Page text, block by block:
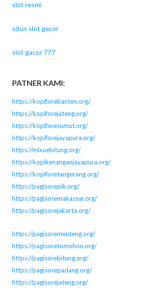
slot resmi
situs slot gacor
slot gacor 777
PATNER KAMI:
https://kopiforebanten.org/
https://kopiforejateng.org/
https://kopiforesumut.org/
https://kopiforejayapura.org/
https://mixuebitung.org/
https://kopikenanganjayapura.org/
https://kopiforetangerang.org/
https://pagisorepik.org/
https://pagisoremakassar.org/
https://pagisorejakarta.org/
https://pagisorementeng.org/
https://pagisoretomohon.org/
https://pagisorebitung.org/
https://pagisorepadang.org/
https://pagisorejateng.org/